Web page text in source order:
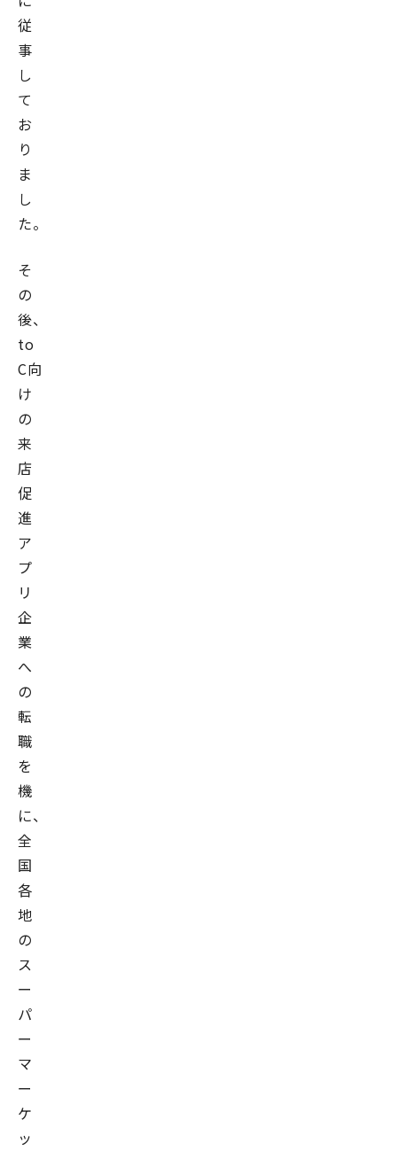
従
事
し
て
お
り
ま
し
た。
そ
の
後、
to
C向
け
の
来
店
促
進
ア
プ
リ
企
業
へ
の
転
職
を
機
に、
全
国
各
地
の
ス
ー
パ
ー
マ
ー
ケ
ッ